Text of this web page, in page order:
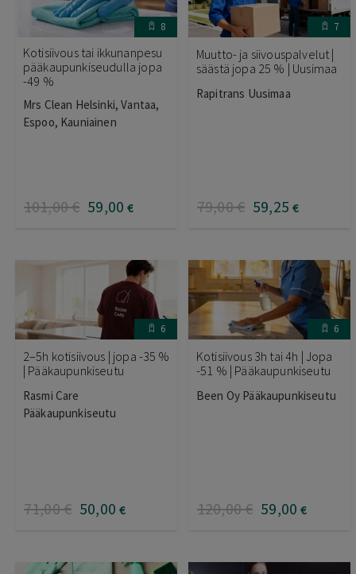
8
Kotisiivous tai ikkunanpesu
pääkaupunkiseudulla jopa
-49 %
Mrs Clean Helsinki, Vantaa,
Espoo, Kauniainen
101,00€ 59,00 €
7
Muutto- ja siivouspalvelut |
säästä jopa 25 % | Uusimaa
Rapitrans Uusimaa
79,00€ 59,25 €
6
2–5h kotisiivous | jopa -35 %
| Pääkaupunkiseutu
Rasmi Care
Pääkaupunkiseutu
71,00€ 50,00 €
6
Kotisiivous 3h tai 4h | Jopa
-51 % | Pääkaupunkiseutu
Been Oy Pääkaupunkiseutu
120,00€ 59,00 €